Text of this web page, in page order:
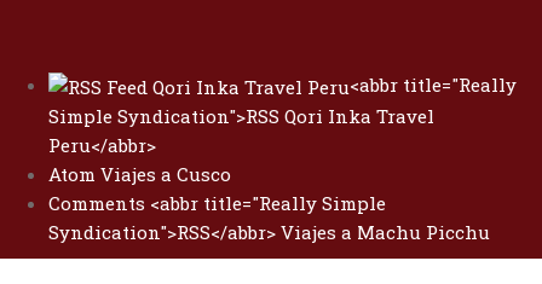
<abbr title="Really
Simple Syndication">RSS Qori Inka Travel
Peru</abbr>
Atom Viajes a Cusco
Comments <abbr title="Really Simple
Syndication">RSS</abbr> Viajes a Machu Picchu